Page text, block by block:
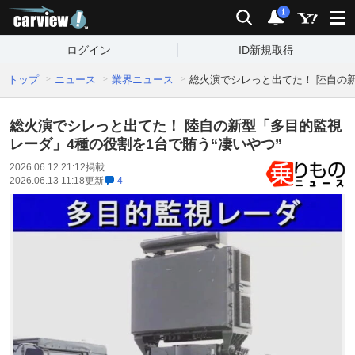
検索 通知
i
ログイン ID新規取得
トップ ニュース 業界ニュース 総火演でシレっと出てた！ 陸自の
総火演でシレっと出てた！ 陸自の新型「多目的監視
レーダ」4種の役割を1台で賄う“凄いやつ”
2026.06.12 21:12掲載
2026.06.13 11:18更新 4